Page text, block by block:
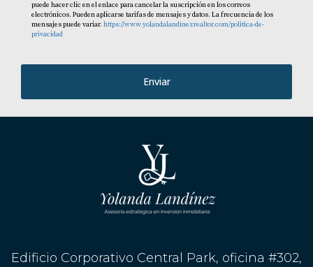
puede hacer clic en el enlace para cancelar la suscripción en los correos
electrónicos. Pueden aplicarse tarifas de mensajes y datos. La frecuencia de los
mensajes puede variar. https://www.yolandalandinezrealtor.com/politica-de-
privacidad
Enviar
Edificio Corporativo Central Park, oficina #302,